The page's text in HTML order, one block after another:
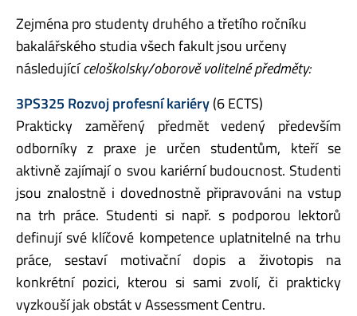
Zejména pro studenty druhého a třetího ročníku
bakalářského studia všech fakult jsou určeny
následujícíceloškolsky/oborově volitelné předměty:
3PS325 Rozvoj profesní kariéry(6 ECTS)
Prakticky zaměřený předmět vedený především
odborníky z praxe je určen studentům, kteří se
aktivně zajímají o svou kariérní budoucnost. Studenti
jsou znalostně i dovednostně připravováni na vstup
na trh práce. Studenti si např. s podporou lektorů
definují své klíčové kompetence uplatnitelné na trhu
práce, sestaví motivační dopis a životopis na
konkrétní pozici, kterou si sami zvolí, či prakticky
vyzkouší jak obstát v Assessment Centru.